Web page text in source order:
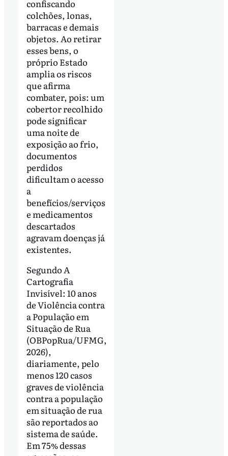
confiscando
colchões, lonas,
barracas e demais
objetos. Ao retirar
esses bens, o
próprio Estado
amplia os riscos
que afirma
combater, pois: um
cobertor recolhido
pode significar
uma noite de
exposição ao frio,
documentos
perdidos
dificultam o acesso
a
benefícios/serviços
e medicamentos
descartados
agravam doenças já
existentes.
Segundo A
Cartografia
Invisível: 10 anos
de Violência contra
a População em
Situação de Rua
(OBPopRua/UFMG,
2026),
diariamente, pelo
menos 120 casos
graves de violência
contra a população
em situação de rua
são reportados ao
sistema de saúde.
Em 75% dessas